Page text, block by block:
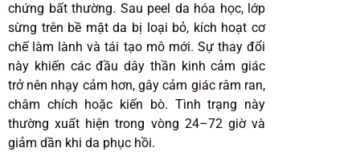
chứng bất thường. Sau peel da hóa học, lớp
sừng trên bề mặt da bị loại bỏ, kích hoạt cơ
chế làm lành và tái tạo mô mới. Sự thay đổi
này khiến các đầu dây thần kinh cảm giác
trở nên nhạy cảm hơn, gây cảm giác râm ran,
châm chích hoặc kiến bò. Tình trạng này
thường xuất hiện trong vòng 24–72 giờ và
giảm dần khi da phục hồi.